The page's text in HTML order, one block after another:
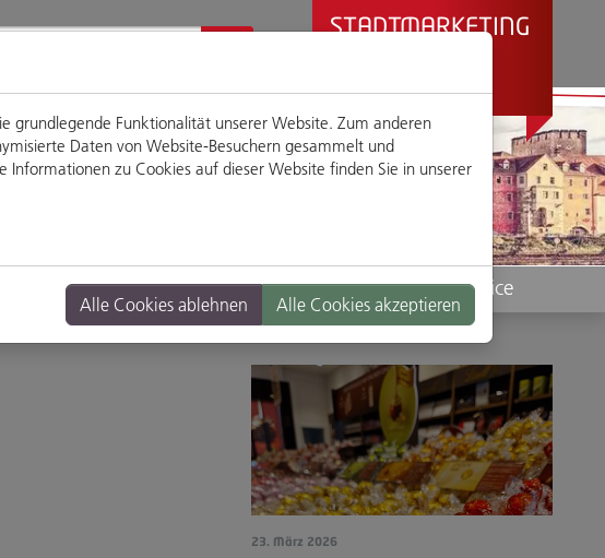
STADTMARKETING
PRÄSENTIERT
Standorte Service
23. März 2026
grundlegende Funktionalität unserer Website. Zum anderen
Daten von Website-Besuchern gesammelt und
zu Cookies auf dieser Website finden Sie in unserer
Alle Cookies ablehnen Alle Cookies akzeptieren